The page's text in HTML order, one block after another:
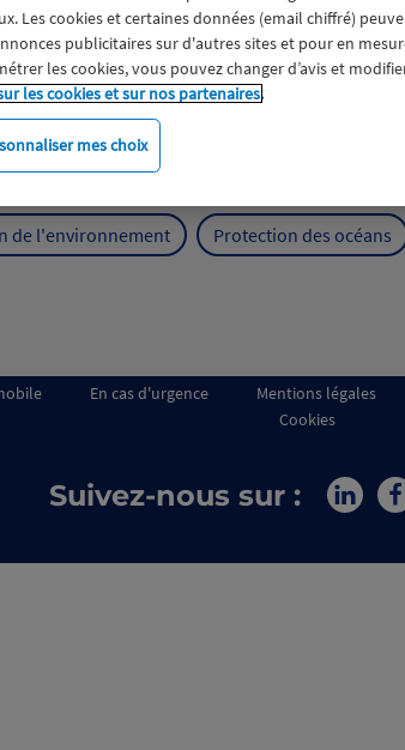
Climat Engagement
de l'environnement Protection des océans
En cas d'urgence Mentions légales
Cookies
Suivez-nous sur :
Les cookies et certaines données (email chiffré)
publicitaires sur d'autres sites et pour en
les cookies, vous pouvez changer d’avis et
les cookies et sur nos partenaires.
mes choix